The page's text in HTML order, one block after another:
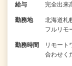
給与 完全出来
勤務地
北海道札
フルリモ
勤務時間
リモート
合わせく